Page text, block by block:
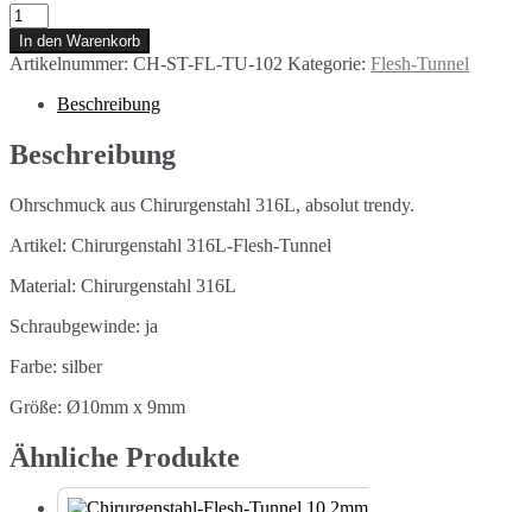
Chirurgenstahl-
316L-
Flesh-
Tunnel
10mm
Menge
In den Warenkorb
Artikelnummer: CH-ST-FL-TU-102 Kategorie: Flesh-Tunnel
Beschreibung
Beschreibung
Ohrschmuck aus Chirurgenstahl 316L, absolut trendy.
Artikel: Chirurgenstahl 316L-Flesh-Tunnel
Material: Chirurgenstahl 316L
Schraubgewinde: ja
Farbe: silber
Größe: Ø10mm x 9mm
Ähnliche Produkte